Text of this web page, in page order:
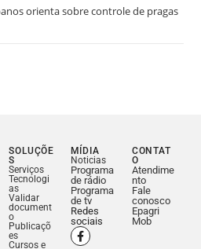
orienta sobre controle de pragas
SOLUÇÕE
S
Serviços
Tecnologi
as
Validar
document
o
Publicaçõ
es
Cursos e
MÍDIA
Noticias
Programa
de rádio
Programa
de tv
Redes
sociais
CONTAT
O
Atendime
nto
Fale
conosco
Epagri
Mob